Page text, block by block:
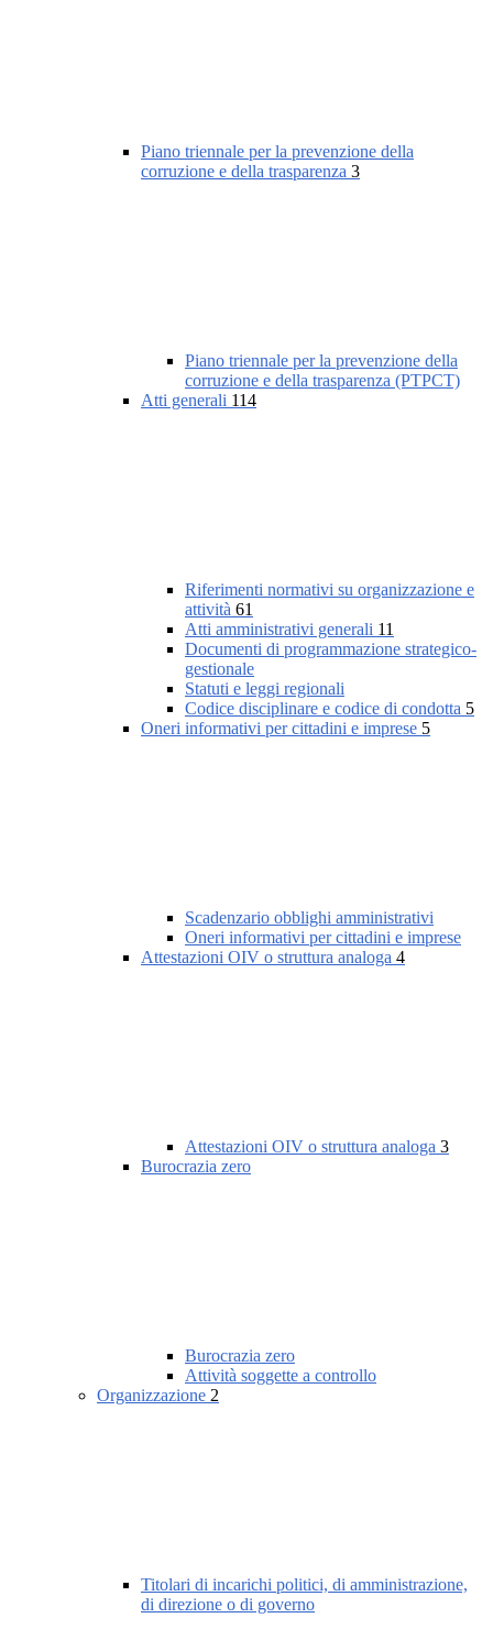
Piano triennale per la prevenzione della
corruzione e della trasparenza 3
Piano triennale per la prevenzione della
corruzione e della trasparenza (PTPCT)
Atti generali 114
Riferimenti normativi su organizzazione e
attività 61
Atti amministrativi generali 11
Documenti di programmazione strategico-
gestionale
Statuti e leggi regionali
Codice disciplinare e codice di condotta 5
Oneri informativi per cittadini e imprese 5
Scadenzario obblighi amministrativi
Oneri informativi per cittadini e imprese
Attestazioni OIV o struttura analoga 4
Attestazioni OIV o struttura analoga 3
Burocrazia zero
Burocrazia zero
Attività soggette a controllo
Organizzazione 2
Titolari di incarichi politici, di amministrazione,
di direzione o di governo